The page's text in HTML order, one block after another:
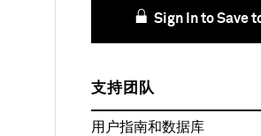
Sign In to Save
支持团队
用户指南和数据库